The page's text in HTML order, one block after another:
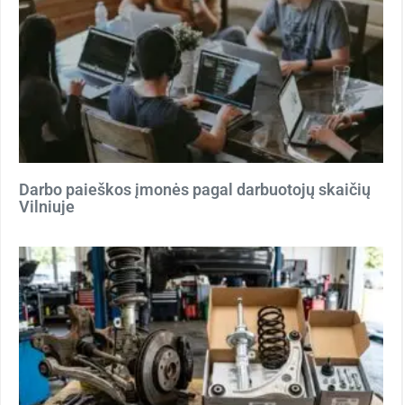
Darbo paieškos įmonės pagal darbuotojų skaičių
Vilniuje